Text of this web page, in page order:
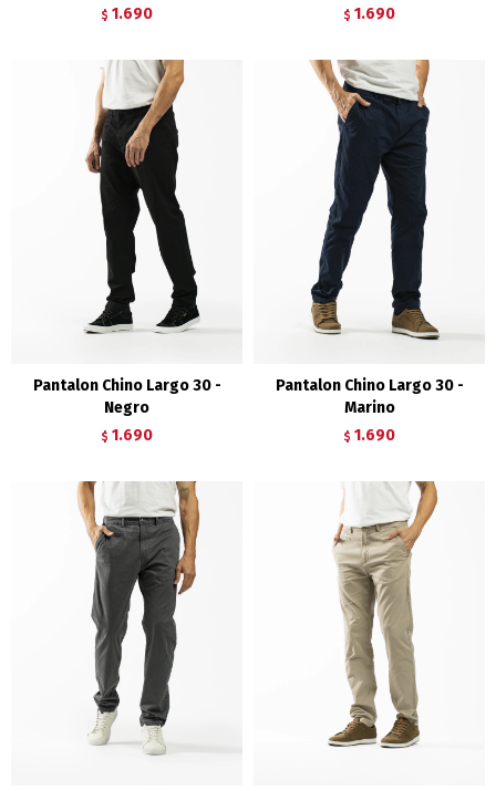
$ 1.690 $ 1.690
Pantalon Chino Largo 30 -
Negro
$ 1.690
Pantalon Chino Largo 30 -
Marino
$ 1.690